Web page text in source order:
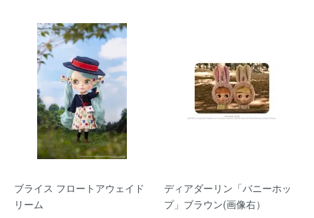
ブライス フロートアウェイド
リーム
ディアダーリン「バニーホッ
プ」ブラウン(画像右）